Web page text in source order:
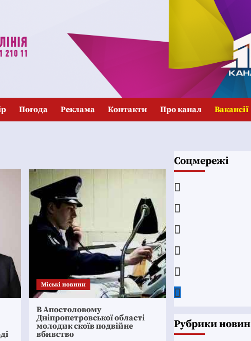
Погода Реклама Контакти Про канал Вакансії
Mіські новини
В Апостоловому
Дніпропетровської області
молодик скоїв подвійне
вбивство
Соцмережі
Рубрики новин